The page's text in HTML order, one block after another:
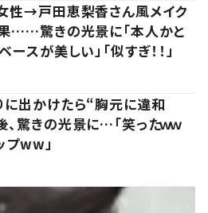
性→戸田恵梨香さん風メイク
……驚きの光景に「本人かと
ースが美しい」「似すぎ！！」
に出かけたら“胸元に違和
驚きの光景に…「笑ったｗｗ
プww」